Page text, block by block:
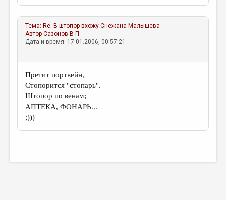
КУЛЬТУРОВЕДЕНИЕ
ПУБЛИЦИСТИКА
РЕЦЕНЗИРОВАНИЕ
ЦИКЛЫ ПУБЛИКАЦИЙ
ТРЕДИАКОВСКИЙ
МЕДИА
Тема: Re: В штопор вхожу Снежана Малышева
АвторСазонов В П
Дата и время: 17.01.2006, 00:57:21
Претит портвейн,
Стопорится "стопарь".
Штопор по венам;
АПТЕКА, ФОНАРЬ...
;)))